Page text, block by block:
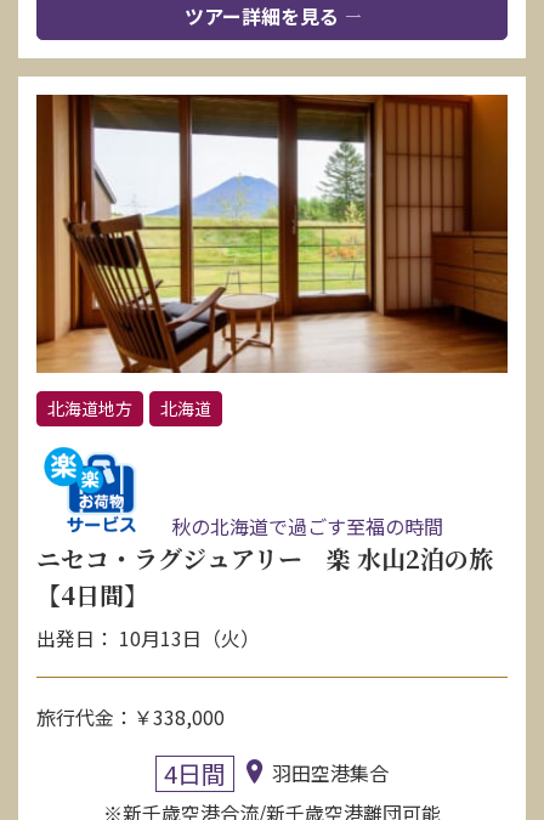
ツアー詳細を見る
北海道地方 北海道
秋の北海道で過ごす至福の時間
ニセコ・ラグジュアリー 楽 水山2泊の旅
【4日間】
出発日： 10月13日（火）
旅行代金：￥338,000
4日間
羽田空港集合
※新千歳空港合流/新千歳空港離団可能